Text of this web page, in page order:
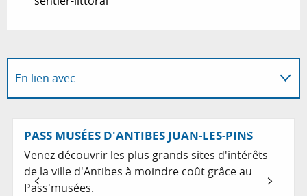
En lien avec
Suggestion à proximité...
PASS MUSÉES D'ANTIBES JUAN-LES-PINS
Venez découvrir les plus grands sites d'intérêts
de la ville d'Antibes à moindre coût grâce au
Pass'musées.
Réservable